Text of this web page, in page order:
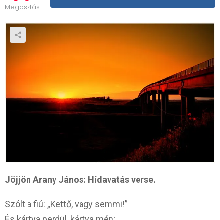
Megosztás
Jöjjön Arany János: Hídavatás verse.
Szólt a fiú: „Kettő, vagy semmi!”